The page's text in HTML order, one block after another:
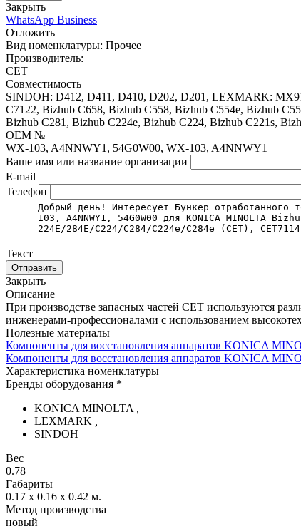
Закрыть
WhatsApp Business
Отложить
Вид номенклатуры: Прочее
Производитель:
CET
Совместимость
SINDOH: D412, D411, D410, D202, D201, LEXMARK:
C7122, Bizhub C658, Bizhub C558, Bizhub C554e, Bizhub
Bizhub C281, Bizhub C224e, Bizhub C224, Bizhub C221s,
OEM №
WX-103, A4NNWY1, 54G0W00, WX-103, A4NNWY1
Ваше имя или название организации
E-mail
Телефон
Текст
Отправить
Закрыть
Описание
При производстве запасных частей CET используются
инженерами-профессионалами с использованием
Полезные материалы
Компоненты для восстановления аппаратов KONICA
Компоненты для восстановления аппаратов KONICA
Характеристика номенклатуры
Бренды оборудования *
KONICA MINOLTA
LEXMARK
SINDOH
Вес
0.78
Габариты
0.17 x 0.16 x 0.42 м.
Метод производства
новый